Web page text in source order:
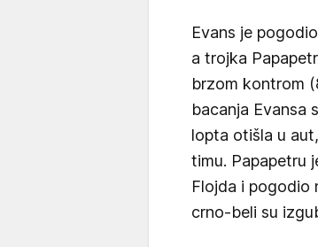
Evans je
a trojka
brzom kontrom
bacanja Evansa
lopta otišla u
timu. Papapetru
Flojda i pogodio
crno-beli su